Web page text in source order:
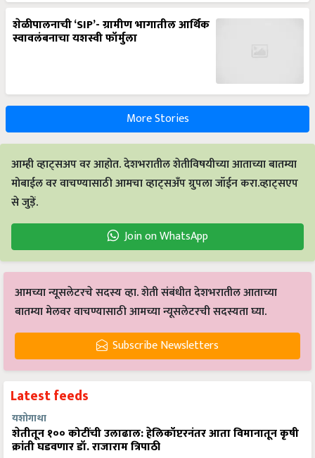
शेळीपालनाची ‘SIP’- ग्रामीण भागातील आर्थिक
स्वावलंबनाचा यशस्वी फॉर्मुला
More Stories
आम्ही व्हाट्सअप वर आहोत. देशभरातील शेतीविषयीच्या आताच्या बातम्या
मोबाईल वर वाचण्यासाठी आमचा व्हाट्सअँप ग्रुपला जॉईन करा.व्हाट्सएप
से जुड़ें.
Join on WhatsApp
आमच्या न्यूसलेटरचे सदस्य व्हा. शेती संबंधीत देशभरातील आताच्या
बातम्या मेलवर वाचण्यासाठी आमच्या न्यूसलेटरची सदस्यता घ्या.
Subscribe Newsletters
Latest feeds
यशोगाथा
शेतीतून १०० कोटींची उलाढाल: हेलिकॉप्टरनंतर आता विमानातून कृषी
क्रांती घडवणार डॉ. राजाराम त्रिपाठी